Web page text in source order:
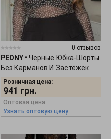
0 отзывов
PEONY • Чёрные Юбка-Шорты
Без Карманов И Застёжек
1402261
Розничная цена:
941 грн.
Оптовая цена:
Узнать оптовую цену